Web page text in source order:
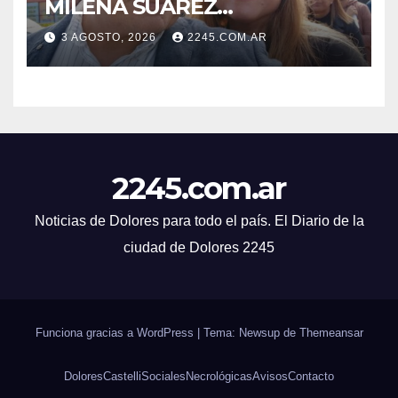
MILENA SUÁREZ
INTENSIFICAN LA AGENDA
OPOSITORA EN DOLORES
CON UNA SERIE DE
3 AGOSTO, 2026 2245.COM.AR
2245.com.ar
Noticias de Dolores para todo el país. El Diario de la
ciudad de Dolores 2245
Funciona gracias a WordPress Tema: Newsup de Themeansar
DoloresCastelliSocialesNecrológicasAvisosContacto